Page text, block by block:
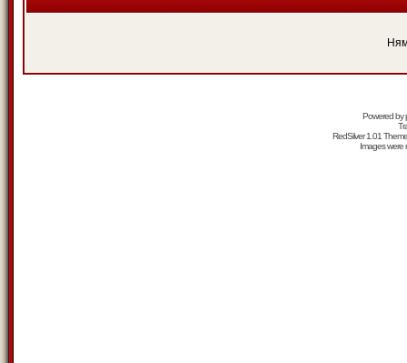
Powered by
RedSilver 1.01
Images were